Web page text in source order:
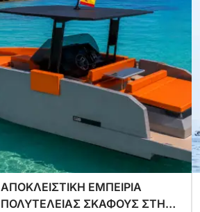
ΑΠΟΚΛΕΙΣΤΙΚΗ ΕΜΠΕΙΡΙΑ
ΠΟΛΥΤΕΛΕΙΑΣ ΣΚΑΦΟΥΣ ΣΤΗΝ